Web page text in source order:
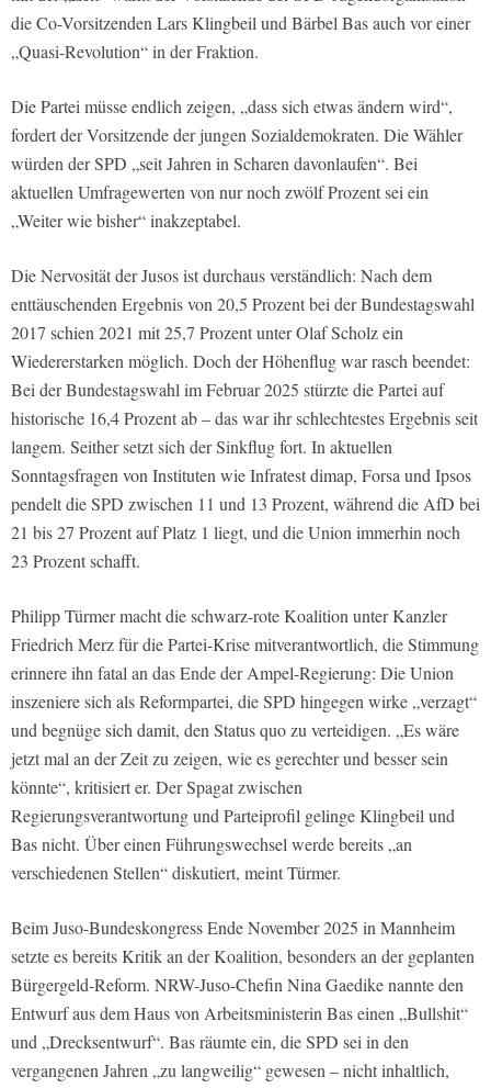
die Co-Vorsitzenden Lars Klingbeil und Bärbel Bas auch vor einer
„Quasi-Revolution“ in der Fraktion.
Die Partei müsse endlich zeigen, „dass sich etwas ändern wird“,
fordert der Vorsitzende der jungen Sozialdemokraten. Die Wähler
würden der SPD „seit Jahren in Scharen davonlaufen“. Bei
aktuellen Umfragewerten von nur noch zwölf Prozent sei ein
„Weiter wie bisher“ inakzeptabel.
Die Nervosität der Jusos ist durchaus verständlich: Nach dem
enttäuschenden Ergebnis von 20,5 Prozent bei der Bundestagswahl
2017 schien 2021 mit 25,7 Prozent unter Olaf Scholz ein
Wiedererstarken möglich. Doch der Höhenflug war rasch beendet:
Bei der Bundestagswahl im Februar 2025 stürzte die Partei auf
historische 16,4 Prozent ab – das war ihr schlechtestes Ergebnis seit
langem. Seither setzt sich der Sinkflug fort. In aktuellen
Sonntagsfragen von Instituten wie Infratest dimap, Forsa und Ipsos
pendelt die SPD zwischen 11 und 13 Prozent, während die AfD bei
21 bis 27 Prozent auf Platz 1 liegt, und die Union immerhin noch
23 Prozent schafft.
Philipp Türmer macht die schwarz-rote Koalition unter Kanzler
Friedrich Merz für die Partei-Krise mitverantwortlich, die Stimmung
erinnere ihn fatal an das Ende der Ampel-Regierung: Die Union
inszeniere sich als Reformpartei, die SPD hingegen wirke „verzagt“
und begnüge sich damit, den Status quo zu verteidigen. „Es wäre
jetzt mal an der Zeit zu zeigen, wie es gerechter und besser sein
könnte“, kritisiert er. Der Spagat zwischen
Regierungsverantwortung und Parteiprofil gelinge Klingbeil und
Bas nicht. Über einen Führungswechsel werde bereits „an
verschiedenen Stellen“ diskutiert, meint Türmer.
Beim Juso-Bundeskongress Ende November 2025 in Mannheim
setzte es bereits Kritik an der Koalition, besonders an der geplanten
Bürgergeld-Reform. NRW-Juso-Chefin Nina Gaedike nannte den
Entwurf aus dem Haus von Arbeitsministerin Bas einen „Bullshit“
und „Drecksentwurf“. Bas räumte ein, die SPD sei in den
vergangenen Jahren „zu langweilig“ gewesen – nicht inhaltlich,